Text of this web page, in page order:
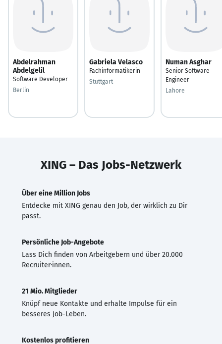
Abdelrahman
Abdelgelil
Software Developer
Berlin
Gabriela Velasco
Fachinformatikerin
Stuttgart
Numan Asghar
Senior Software
Engineer
Lahore
XING – Das Jobs-Netzwerk
Über eine Million Jobs
Entdecke mit XING genau den Job, der wirklich zu Dir
passt.
Persönliche Job-Angebote
Lass Dich finden von Arbeitgebern und über 20.000
Recruiter·innen.
21 Mio. Mitglieder
Knüpf neue Kontakte und erhalte Impulse für ein
besseres Job-Leben.
Kostenlos profitieren